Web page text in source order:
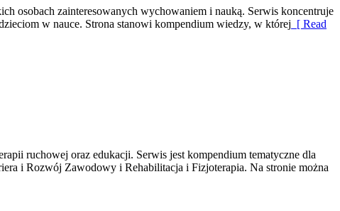
osobach zainteresowanych wychowaniem i nauką. Serwis koncentruje
w nauce. Strona stanowi kompendium wiedzy, w której [ Read
ruchowej oraz edukacji. Serwis jest kompendium tematyczne dla
i Rozwój Zawodowy i Rehabilitacja i Fizjoterapia. Na stronie można